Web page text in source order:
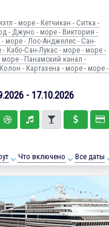
- море - Кетчикан - Ситка -
- Джуно - море - Виктория -
море - Лос-Анджелес - Сан-
Кабо-Сан-Лукас - море - море -
море - Панамский канал -
- Картахена - море - море -
- 17.10.2026
Что включено Все даты